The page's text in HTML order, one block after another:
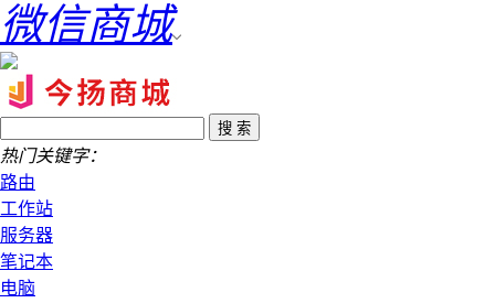
微信商城
热门关键字：
路由
工作站
服务器
笔记本
电脑